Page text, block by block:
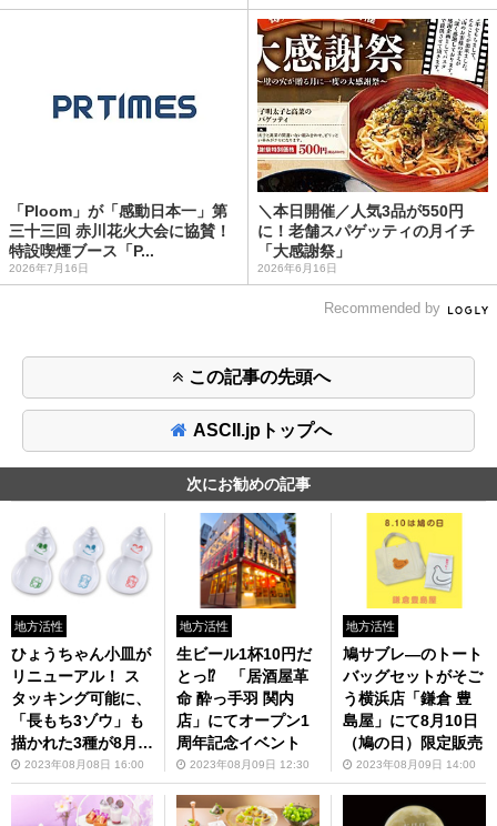
「Ploom」が「感動日本一」第
三十三回 赤川花火大会に協賛！
特設喫煙ブース「P...
2026年7月16日
＼本日開催／人気3品が550円
に！老舗スパゲッティの月イチ
「大感謝祭」
2026年6月16日
Recommended by
この記事の先頭へ
ASCII.jpトップへ
次にお勧めの記事
地方活性
ひょうちゃん小皿が
リニューアル！ ス
タッキング可能に、
「長もち3ゾウ」も
描かれた3種が8月1
0日発売
2023年08月08日 16:00
地方活性
生ビール1杯10円だ
とっ⁉ 「居酒屋革
命 酔っ手羽 関内
店」にてオープン1
周年記念イベント
2023年08月09日 12:30
地方活性
鳩サブレ―のトート
バッグセットがそご
う横浜店「鎌倉 豊
島屋」にて8月10日
（鳩の日）限定販売
2023年08月09日 14:00